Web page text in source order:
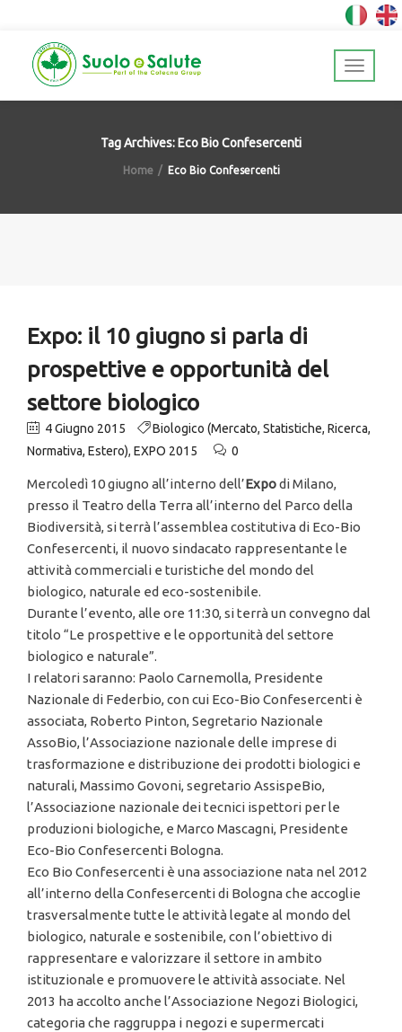
Tag Archives: Eco Bio Confesercenti
Home Eco Bio Confesercenti
Expo: il 10 giugno si parla di
prospettive e opportunità del
settore biologico
4 Giugno 2015
Biologico (Mercato, Statistiche, Ricerca,
Normativa, Estero), EXPO 2015 0
Mercoledì 10 giugno all’interno dell’Expodi Milano,
presso il Teatro della Terra all’interno del Parco della
Biodiversità, si terrà l’assemblea costitutiva di Eco-Bio
Confesercenti, il nuovo sindacato rappresentante le
attività commerciali e turistiche del mondo del
biologico, naturale ed eco-sostenibile.
Durante l’evento, alle ore 11:30, si terrà un convegno dal
titolo “Le prospettive e le opportunità del settore
biologico e naturale”.
I relatori saranno: Paolo Carnemolla, Presidente
Nazionale di Federbio, con cui Eco-Bio Confesercenti è
associata, Roberto Pinton, Segretario Nazionale
AssoBio, l’Associazione nazionale delle imprese di
trasformazione e distribuzione dei prodotti biologici e
naturali, Massimo Govoni, segretario AssispeBio,
l’Associazione nazionale dei tecnici ispettori per le
produzioni biologiche, e Marco Mascagni, Presidente
Eco-Bio Confesercenti Bologna.
Eco Bio Confesercenti è una associazione nata nel 2012
all’interno della Confesercenti di Bologna che accoglie
trasversalmente tutte le attività legate al mondo del
biologico, naturale e sostenibile, con l’obiettivo di
rappresentare e valorizzare il settore in ambito
istituzionale e promuovere le attività associate. Nel
2013 ha accolto anche l’Associazione Negozi Biologici,
categoria che raggruppa i negozi e supermercati